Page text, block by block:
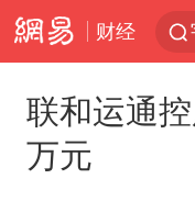
财经
联和运通
万元